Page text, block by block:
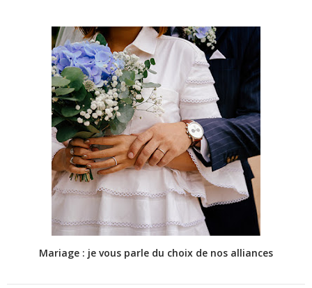
Mariage : je vous parle du choix de nos alliances